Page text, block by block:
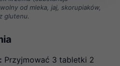
od mleka, jaj, skorupiaków,
glutenu.
Przyjmować 3 tabletki 2